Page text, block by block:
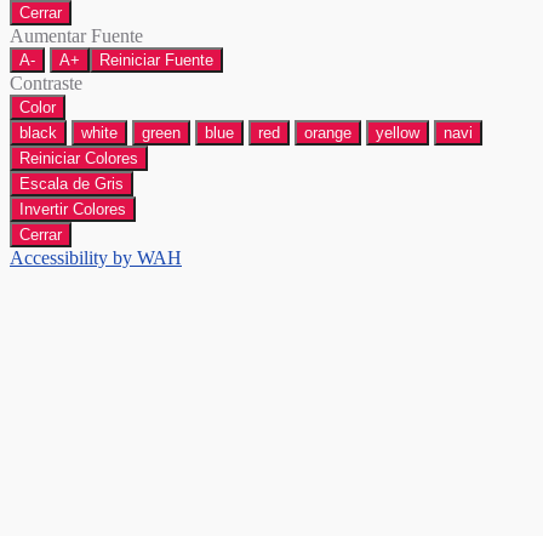
Cerrar
Aumentar Fuente
A- A+ Reiniciar Fuente
Contraste
Color
black
white green blue red orange yellow
navi
Reiniciar Colores
Escala de Gris
Invertir Colores
Cerrar
Accessibility by WAH